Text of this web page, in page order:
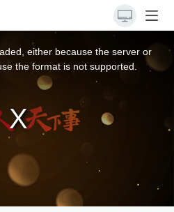
either because the server or
the format is not supported.